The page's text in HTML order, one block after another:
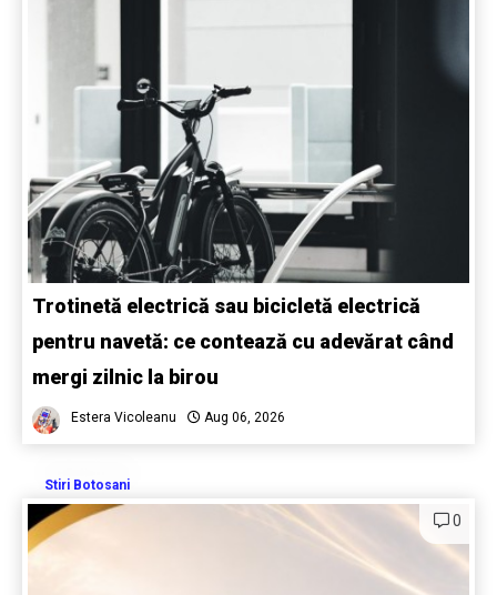
Trotinetă electrică sau bicicletă electrică
pentru navetă: ce contează cu adevărat când
mergi zilnic la birou
Estera Vicoleanu Aug 06, 2026
Stiri Botosani
0